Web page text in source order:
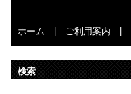
ホーム ご利用案内
検索